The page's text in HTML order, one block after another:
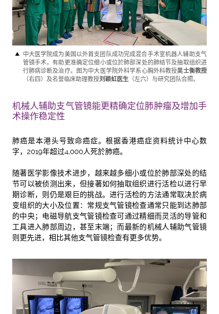
中大医学院成为美国以外首支团队成功完成混合手术室机器人辅助支气
管镜手术，有助更准确定位细小或位於肺部深处的肺结节及抽取组织进
行肺病诊断及治疗。图为中大医学院外科学系心胸外科教授吴士衡教授
（右四）及名誉临床助理教授刘颖虹医生（左六）与研究团队合照。
机械人辅助支气管镜能更精确定位肺肿瘤及增加手
术操作稳定性
肺癌是本港头号致命癌症。根据香港癌症资料统计中心数
字，2019年超过4,000人死於肺癌。
随著医学影像技术进步，越来越多细小或位於肺部深处的结
节可以被侦测出来，但接著如何抽取组织进行活检以进行早
期诊断，则仍是艰巨的挑战。进行活检的方法通常取决於病
变组织的大小及位置：常规支气管镜检查通常只能到达肺部
的中央；电磁导航支气管镜检查可通过精细而灵活的导管和
工具进入肺部周边，甚至末端；而最新的机械人辅助气管镜
则更先进，相比其他支气管镜检查有更多优势。